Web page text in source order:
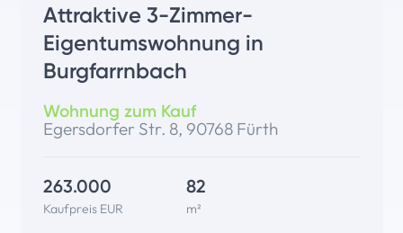
Attraktive 3-Zimmer-
Eigentumswohnung in
Burgfarrnbach
Wohnung zum Kauf
Egersdorfer Str. 8, 90768 Fürth
263.000
Kaufpreis EUR
82
m²